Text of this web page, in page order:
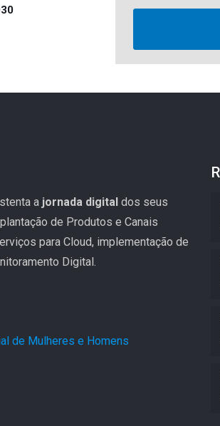
a jornada digital dos seus
de Produtos e Canais
para Cloud, implementação de
Digital.
de Mulheres e Homens